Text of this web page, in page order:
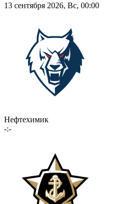
13 сентября 2026, Вс, 00:00
Нефтехимик
-:-